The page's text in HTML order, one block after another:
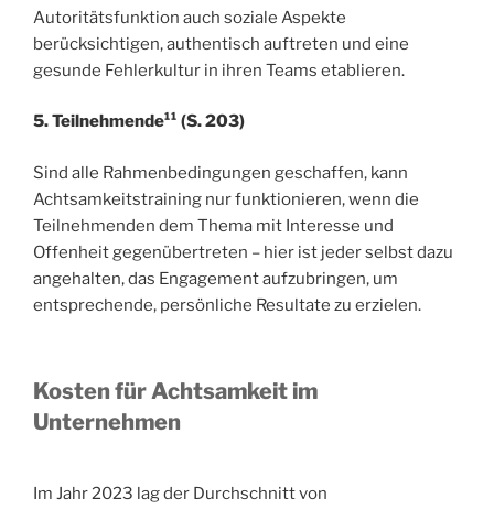
Autoritätsfunktion auch soziale Aspekte
berücksichtigen, authentisch auftreten und eine
gesunde Fehlerkultur in ihren Teams etablieren.
5. Teilnehmende¹¹ (S. 203)
Sind alle Rahmenbedingungen geschaffen, kann
Achtsamkeitstraining nur funktionieren, wenn die
Teilnehmenden dem Thema mit Interesse und
Offenheit gegenübertreten – hier ist jeder selbst dazu
angehalten, das Engagement aufzubringen, um
entsprechende, persönliche Resultate zu erzielen.
Kostenfür Achtsamkeit im
Unternehmen
Im Jahr 2023 lag der Durchschnitt von